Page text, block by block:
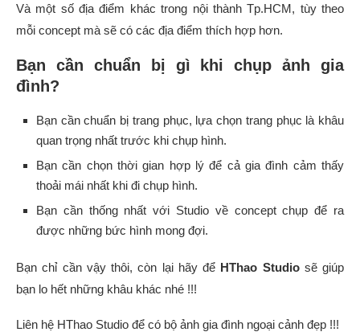
Và một số địa điểm khác trong nội thành Tp.HCM, tùy theo
mỗi concept mà sẽ có các địa điểm thích hợp hơn.
Bạn cần chuẩn bị gì khi chụp ảnh gia
đình?
Bạn cần chuẩn bị trang phục, lựa chọn trang phục là khâu
quan trọng nhất trước khi chụp hình.
Bạn cần chọn thời gian hợp lý để cả gia đình cảm thấy
thoải mái nhất khi đi chụp hình.
Bạn cần thống nhất với Studio về concept chụp để ra
được những bức hình mong đợi.
Bạn chỉ cần vậy thôi, còn lại hãy để HThao Studiosẽ giúp
bạn lo hết những khâu khác nhé !!!
Liên hệ HThao Studio để có bộ ảnh gia đình ngoại cảnh đẹp !!!